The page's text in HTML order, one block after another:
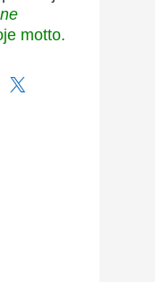
motto.